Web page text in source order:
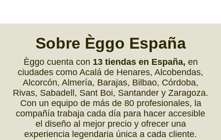
Sobre Èggo España
Èggo cuenta con 13 tiendas en España, en
ciudades como Acalá de Henares, Alcobendas,
Alcorcón, Almería, Barajas, Bilbao, Córdoba,
Rivas, Sabadell, Sant Boi, Santander y Zaragoza.
Con un equipo de más de 80 profesionales, la
compañía trabaja cada día para hacer accesible
el diseño al mejor precio y ofrecer una
experiencia legendaria única a cada cliente.